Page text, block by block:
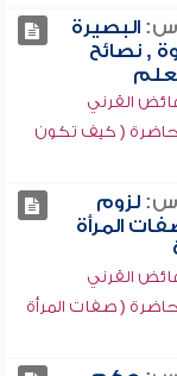
البصيرة
, نصائح
القرني
( كيف تكون
لزوم
المرأة
القرني
( صفات المرأة